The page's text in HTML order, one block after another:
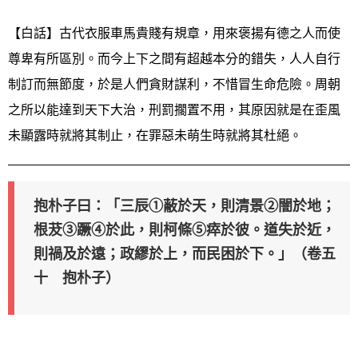
【白話】古代衣服車馬貴賤有規章，用來褒揚有德之人而使
尊卑有所區別。而今上下之間有超越本分的錯失，人人自行
制訂而無節度，於是人們貪財謀利，不惜冒生命危險。周朝
之所以能達到天下大治，刑罰擱置不用，其原因就是在歪風
未顯露時就將其制止，在罪惡未萌生時就將其杜絕。
抱朴子曰：「三辰①蔽於天，則清景②闇於地；
根茇③蹶④於此，則柯條⑤瘁於彼。道失於近，
則禍及於遠；政繆於上，而民困於下。」（卷五
十 抱朴子）